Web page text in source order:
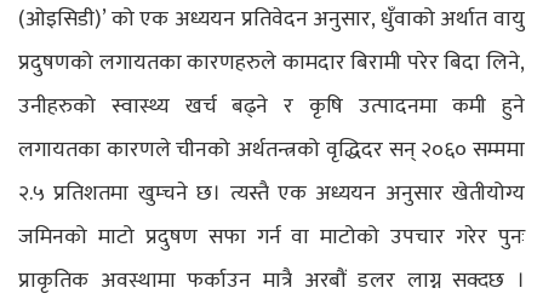
(ओइसिडी)’ को एक अध्ययन प्रतिवेदन अनुसार, धुँवाको अर्थात वायु
प्रदुषणको लगायतका कारणहरुले कामदार बिरामी परेर बिदा लिने,
उनीहरुको स्वास्थ्य खर्च बढ्ने र कृषि उत्पादनमा कमी हुने
लगायतका कारणले चीनको अर्थतन्त्रको वृद्धिदर सन् २०६० सम्ममा
२.५ प्रतिशतमा खुम्चने छ। त्यस्तै एक अध्ययन अनुसार खेतीयोग्य
जमिनको माटो प्रदुषण सफा गर्न वा माटोको उपचार गरेर पुनः
प्राकृतिक अवस्थामा फर्काउन मात्रै अरबौं डलर लाग्न सक्दछ ।